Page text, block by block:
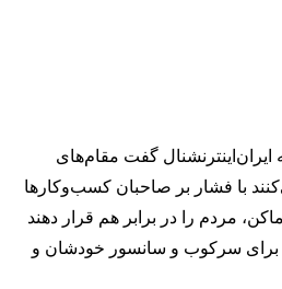
ایران‌اینترنشنال گفت مقام‌های
با فشار بر صاحبان کسب‌وکارها
مردم را در برابر هم قرار دهند
برای سرکوب و سانسور خودشان و